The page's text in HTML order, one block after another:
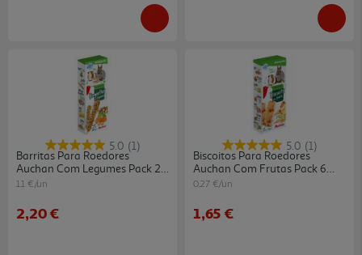
5.0 (1)
Barritas Para Roedores
Auchan Com Legumes Pack 2
Unidades
1.1 €/un
2,20 €
5.0 (1)
Biscoitos Para Roedores
Auchan Com Frutas Pack 6
Unidades
0.27 €/un
1,65 €